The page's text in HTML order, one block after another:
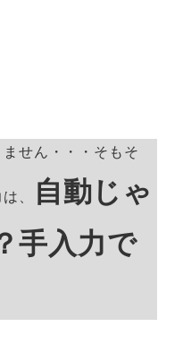
せん・・・そもそ
、
自動じゃ
手入力で